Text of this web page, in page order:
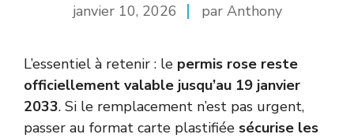
janvier 10, 2026 par Anthony
L’essentiel à retenir : le permis rose reste
officiellement valable jusqu’au 19 janvier
2033. Si le remplacement n’est pas urgent,
passer au format carte plastifiée sécurise les